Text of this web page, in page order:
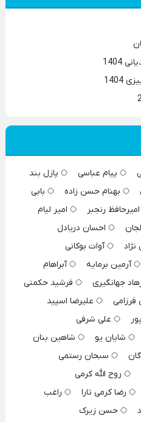
1404
پیام عباسی
پازل بند
بهنام حسن زاده
بابی
امیرحافظ رنجبر
امیر لیام
احسان دریادل
آوات بوکانی
آرمین برمایه
آبراهام
جهانگیری
فرشید حکمتی
فرزامی
علیرضا اسپید
علی شرفی
شایان یو
شاهین بنان
سبحان رستمی
روح الله کرمی
رضا کرمی تارا
راغب
حسن زیرک